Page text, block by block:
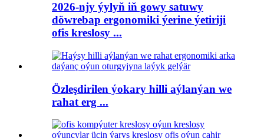
2026-njy ýylyň iň gowy satuwy
döwrebap ergonomiki ýerine ýetiriji
ofis kreslosy ...
Özleşdirilen ýokary hilli aýlanýan we
rahat erg ...